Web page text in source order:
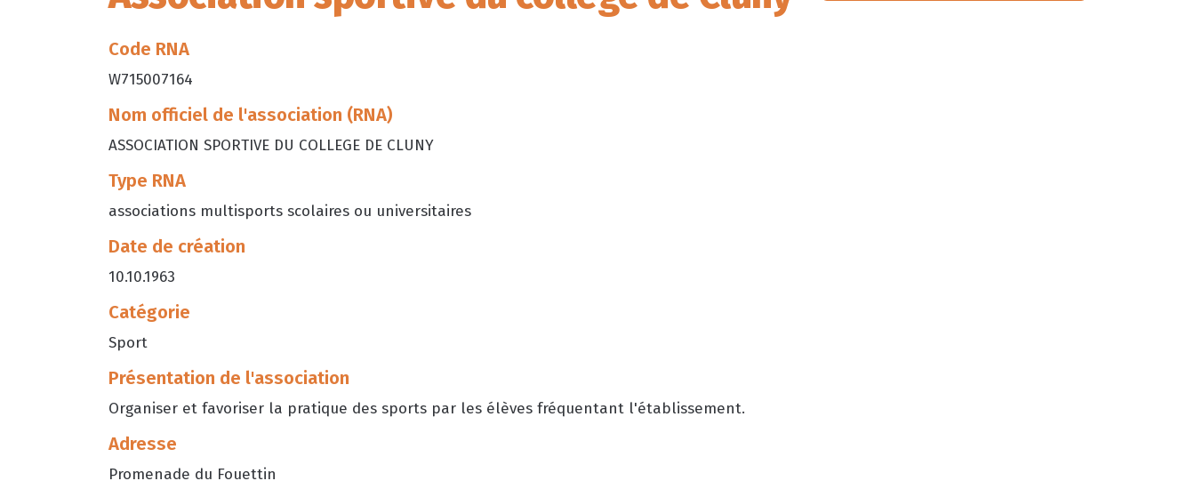
Code RNA
W715007164
Nom officiel de l'association (RNA)
ASSOCIATION SPORTIVE DU COLLEGE DE CLUNY
Type RNA
associations multisports scolaires ou universitaires
Date de création
10.10.1963
Catégorie
Sport
Présentation de l'association
Organiser et favoriser la pratique des sports par les élèves fréquentant l'établissement.
Adresse
Promenade du Fouettin